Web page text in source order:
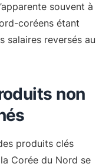
souvent à
coréens étant
salaires reversés au
non
produits clés
Corée du Nord se